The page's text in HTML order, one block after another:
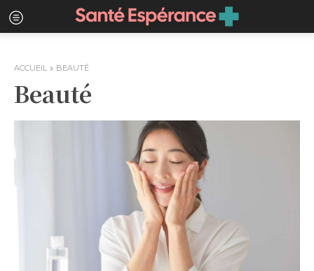
ACCUEIL BEAUTÉ
Beauté